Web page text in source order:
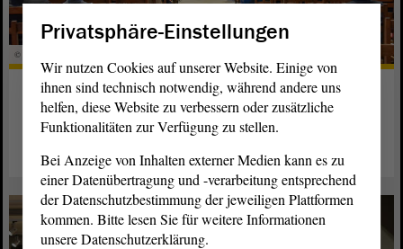
© ltlsa/smü
Morgenandacht im Magdeburger
Dom
Privatsphäre-Einstellungen
Wir nutzen Cookies auf unserer Website. Einige von
ihnen sind technisch notwendig, während andere uns
helfen, diese Website zu verbessern oder zusätzliche
Funktionalitäten zur Verfügung zu stellen.
Bei Anzeige von Inhalten externer Medien kann es zu
einer Datenübertragung und -verarbeitung entsprechend
der Datenschutzbestimmung der jeweiligen Plattformen
kommen. Bitte lesen Sie für weitere Informationen
unsere Datenschutzerklärung.